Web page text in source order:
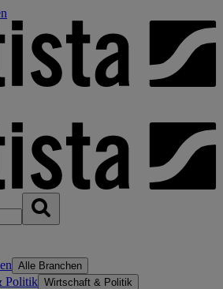
Alle Branchen
Politik Wirtschaft & Politik